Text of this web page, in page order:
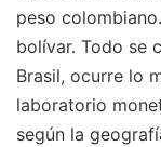
peso
bolívar. Todo se
Brasil, ocurre lo
laboratorio
según la